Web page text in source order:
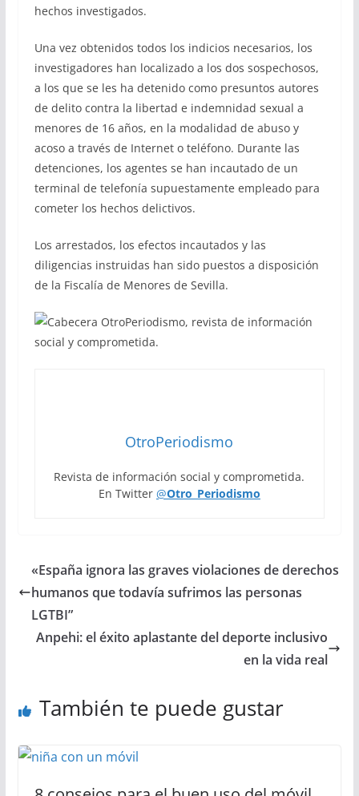
hechos investigados.
Una vez obtenidos todos los indicios necesarios, los
investigadores han localizado a los dos sospechosos,
a los que se les ha detenido como presuntos autores
de delito contra la libertad e indemnidad sexual a
menores de 16 años, en la modalidad de abuso y
acoso a través de Internet o teléfono. Durante las
detenciones, los agentes se han incautado de un
terminal de telefonía supuestamente empleado para
cometer los hechos delictivos.
Los arrestados, los efectos incautados y las
diligencias instruidas han sido puestos a disposición
de la Fiscalía de Menores de Sevilla.
OtroPeriodismo
Revista de información social y comprometida.
En Twitter @Otro_Periodismo
«España ignora las graves violaciones de derechos
humanos que todavía sufrimos las personas
LGTBI”
Anpehi: el éxito aplastante del deporte inclusivo
en la vida real
También te puede gustar